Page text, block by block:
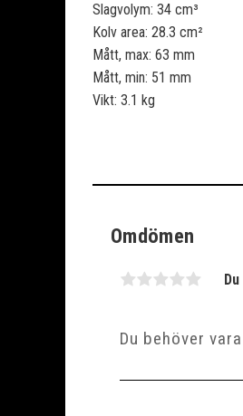
Slagvolym: 34 cm³
Kolv area: 28.3 cm²
Mått, max: 63 mm
Mått, min: 51 mm
Vikt: 3.1 kg
Omdömen
Du